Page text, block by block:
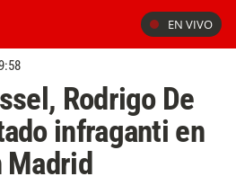
EN VIVO
Rodrigo De
infraganti en
Madrid